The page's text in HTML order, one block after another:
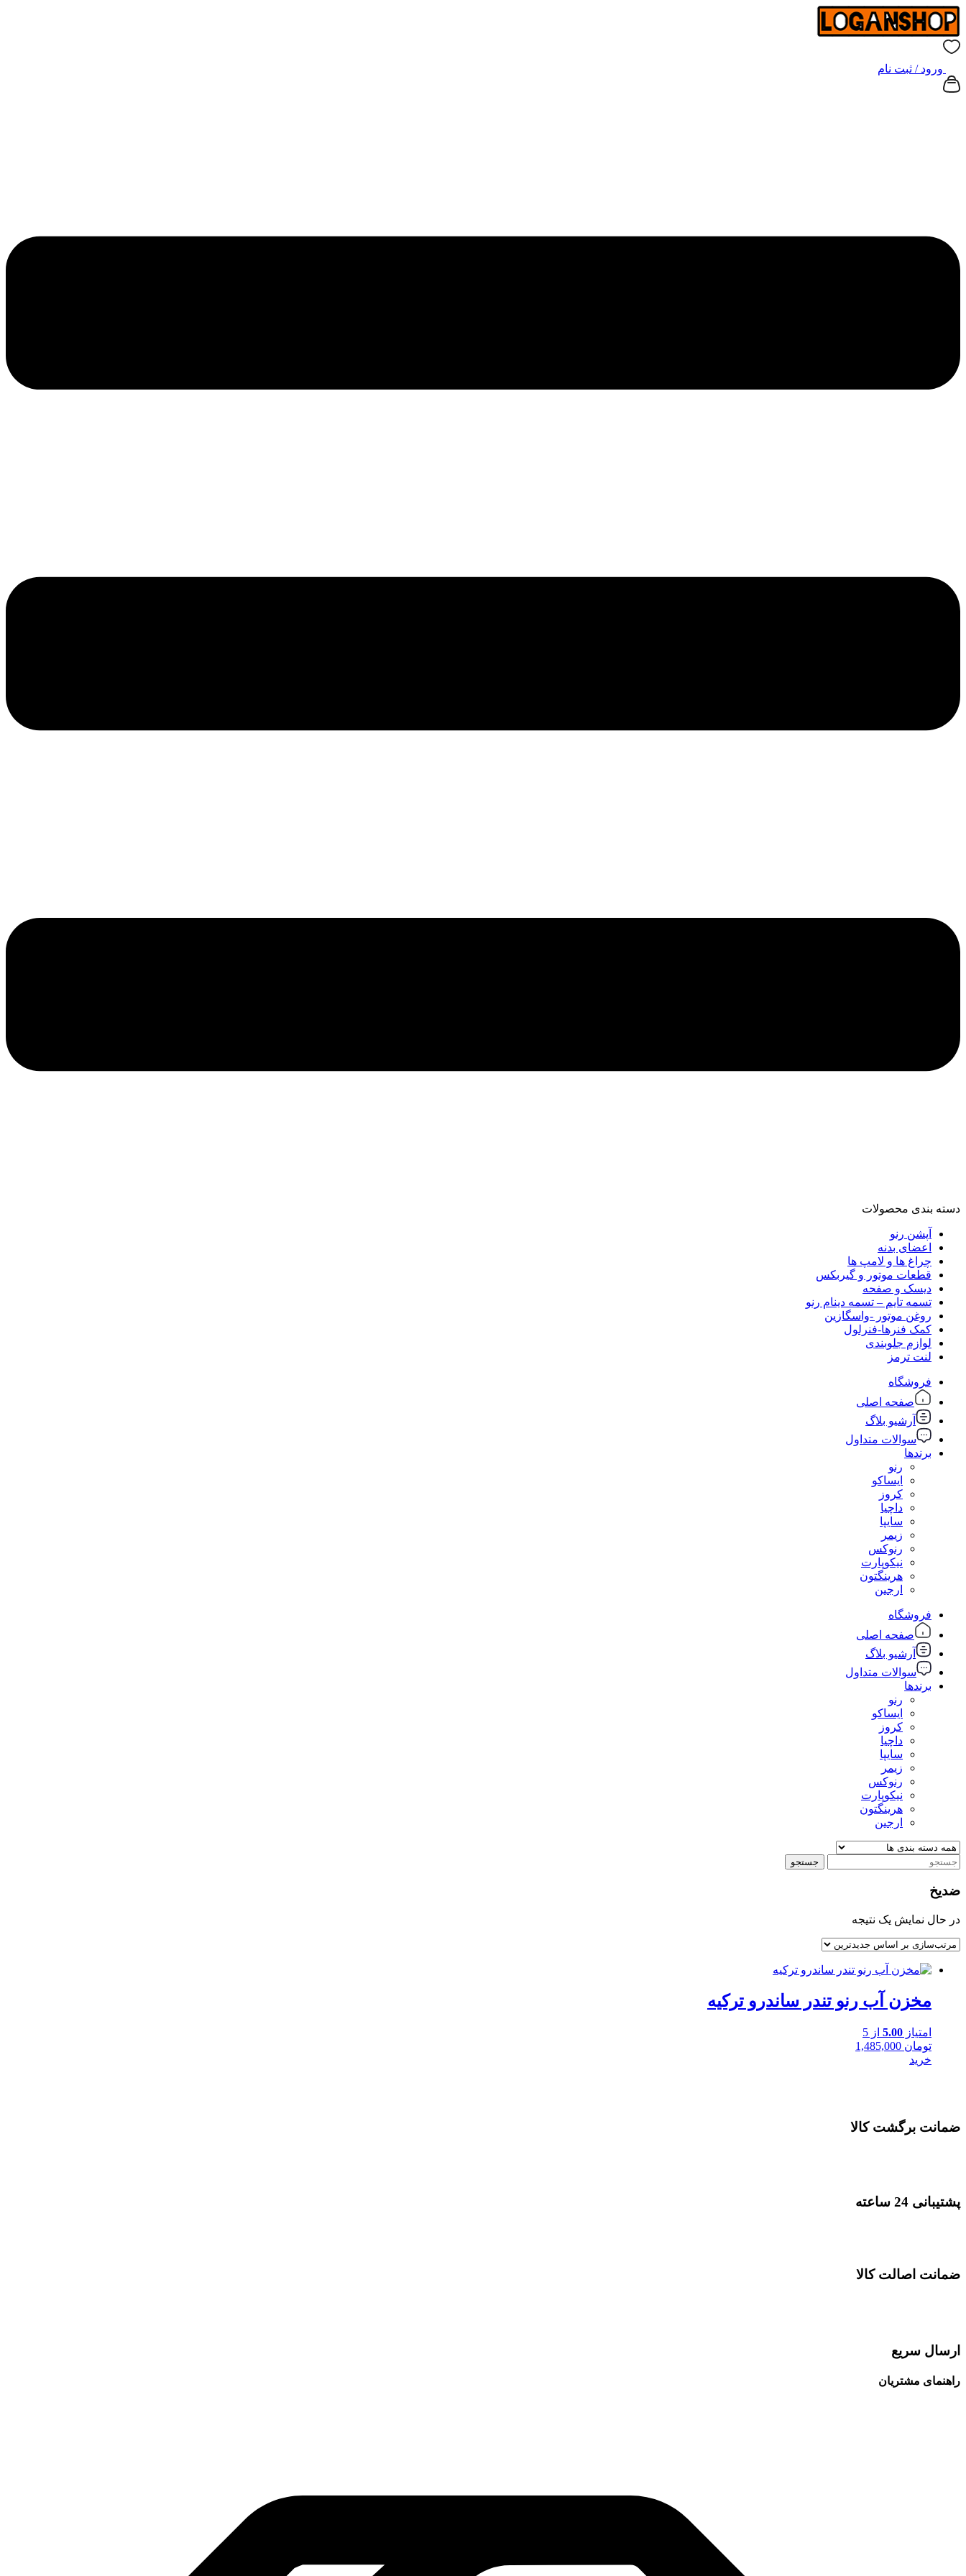
ورود / ثبت نام
دسته‌ بندی محصولات
آپشن رنو
اعضای بدنه
چراغ ها و لامپ ها
قطعات موتور و گیربکس
دیسک و صفحه
تسمه تایم – تسمه دینام رنو
روغن موتور -واسگازین
کمک فنرها-فنرلول
لوازم جلوبندی
لنت ترمز
فروشگاه
صفحه اصلی
آرشیو بلاگ
سوالات متداول
برندها
رنو
ایساکو
کروز
داچیا
سایپا
زیمر
رنوکس
نیکوپارت
هرینگتون
ارجین
فروشگاه
صفحه اصلی
آرشیو بلاگ
سوالات متداول
برندها
رنو
ایساکو
کروز
داچیا
سایپا
زیمر
رنوکس
نیکوپارت
هرینگتون
ارجین
جستجو
ضدیخ
در حال نمایش یک نتیجه
مخزن آب رنو تندر ساندرو ترکیه
امتیاز 5.00 از 5
تومان
خرید
ضمانت برگشت کالا
پشتیبانی 24 ساعته
ضمانت اصالت کالا
ارسال سریع
راهنمای مشتریان